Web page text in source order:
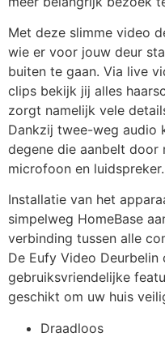
Met deze slimme video
wie er voor jouw deur
buiten te gaan. Via live
clips bekijk jij alles
zorgt namelijk vele
Dankzij twee-weg audio
degene die aanbelt door
microfoon en luidspreker.
Installatie van het
simpelweg HomeBase
verbinding tussen alle
De Eufy Video
gebruiksvriendelijke
geschikt om uw huis
Draadloos